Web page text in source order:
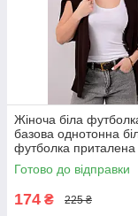
Жіноча біла
базова однотонна
футболка приталена
Готово до відправки
174 ₴ 225 ₴